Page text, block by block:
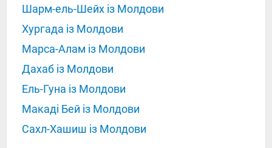
Шарм-ель-Шейх із Молдови
Хургада із Молдови
Марса-Алам із Молдови
Дахаб із Молдови
Ель-Гуна із Молдови
Макаді Бей із Молдови
Сахл-Хашиш із Молдови